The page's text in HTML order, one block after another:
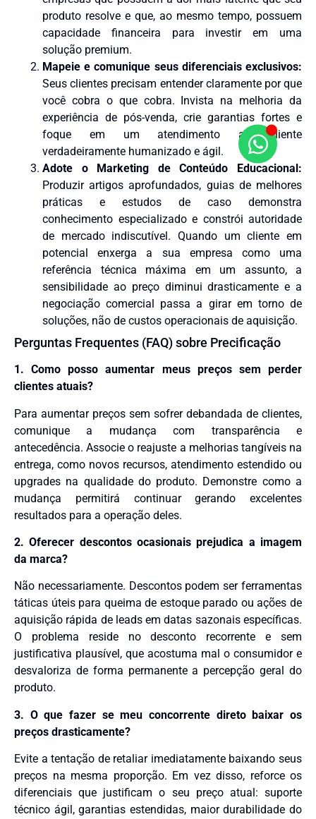
produto resolve e que, ao mesmo tempo, possuem
capacidade financeira para investir em uma
solução premium.
Mapeie e comunique seus diferenciais exclusivos:
Seus clientes precisam entender claramente por que
você cobra o que cobra. Invista na melhoria da
experiência de pós-venda, crie garantias fortes e
foque em um atendimento ao cliente
verdadeiramente humanizado e ágil.
Adote o Marketing de Conteúdo Educacional:
Produzir artigos aprofundados, guias de melhores
práticas e estudos de caso demonstra
conhecimento especializado e constrói autoridade
de mercado indiscutível. Quando um cliente em
potencial enxerga a sua empresa como uma
referência técnica máxima em um assunto, a
sensibilidade ao preço diminui drasticamente e a
negociação comercial passa a girar em torno de
soluções, não de custos operacionais de aquisição.
Perguntas Frequentes (FAQ) sobre Precificação
1. Como posso aumentar meus preços sem perder
clientes atuais?
Para aumentar preços sem sofrer debandada de clientes,
comunique a mudança com transparência e
antecedência. Associe o reajuste a melhorias tangíveis na
entrega, como novos recursos, atendimento estendido ou
upgrades na qualidade do produto. Demonstre como a
mudança permitirá continuar gerando excelentes
resultados para a operação deles.
2. Oferecer descontos ocasionais prejudica a imagem
da marca?
Não necessariamente. Descontos podem ser ferramentas
táticas úteis para queima de estoque parado ou ações de
aquisição rápida de leads em datas sazonais específicas.
O problema reside no desconto recorrente e sem
justificativa plausível, que acostuma mal o consumidor e
desvaloriza de forma permanente a percepção geral do
produto.
3. O que fazer se meu concorrente direto baixar os
preços drasticamente?
Evite a tentação de retaliar imediatamente baixando seus
preços na mesma proporção. Em vez disso, reforce os
diferenciais que justificam o seu preço atual: suporte
técnico ágil, garantias estendidas, maior durabilidade do